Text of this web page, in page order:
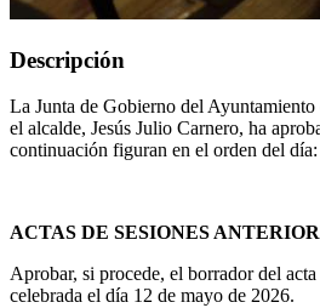
Descripción
La Junta de Gobierno del
el alcalde, Jesús Julio Carnero, ha
continuación figuran en el orden del día:
ACTAS DE SESIONES
Aprobar, si procede, el borrador del
celebrada el día 12 de mayo de 2026.